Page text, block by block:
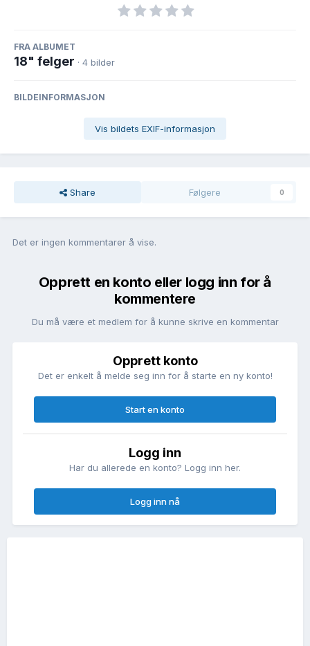
FRA ALBUMET
18" felger · 4 bilder
BILDEINFORMASJON
Vis bildets EXIF-informasjon
Share Følgere 0
Det er ingen kommentarer å vise.
Opprett en konto eller logg inn for å
kommentere
Du må være et medlem for å kunne skrive en kommentar
Opprett konto
Det er enkelt å melde seg inn for å starte en ny konto!
Start en konto
Logg inn
Har du allerede en konto? Logg inn her.
Logg inn nå